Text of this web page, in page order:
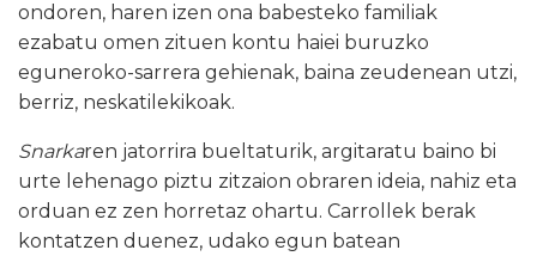
ondoren, haren izen ona babesteko familiak
ezabatu omen zituen kontu haiei buruzko
eguneroko-sarrera gehienak, baina zeudenean utzi,
berriz, neskatilekikoak.
Snarkaren jatorrira bueltaturik, argitaratu baino bi
urte lehenago piztu zitzaion obraren ideia, nahiz eta
orduan ez zen horretaz ohartu. Carrollek berak
kontatzen duenez, udako egun batean